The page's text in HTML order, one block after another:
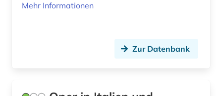
althochdeutsch (1)
Mehr Informationen
Zur Datenbank